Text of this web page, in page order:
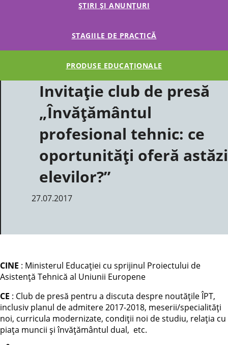
ȘTIRI ȘI ANUNȚURI
STAGIILE DE PRACTICĂ
PRODUSE EDUCAȚIONALE
Invitație club de presă
„Învățământul
profesional tehnic: ce
oportunități oferă astăzi
elevilor?”
27.07.2017
CINE : Ministerul Educației cu sprijinul Proiectului de
Asistență Tehnică al Uniunii Europene
CE : Club de presă pentru a discuta despre noutățile ÎPT,
inclusiv planul de admitere 2017-2018, meserii/specialități
noi, curricula modernizate, condiții noi de studiu, relația cu
piața muncii și învățământul dual, etc.